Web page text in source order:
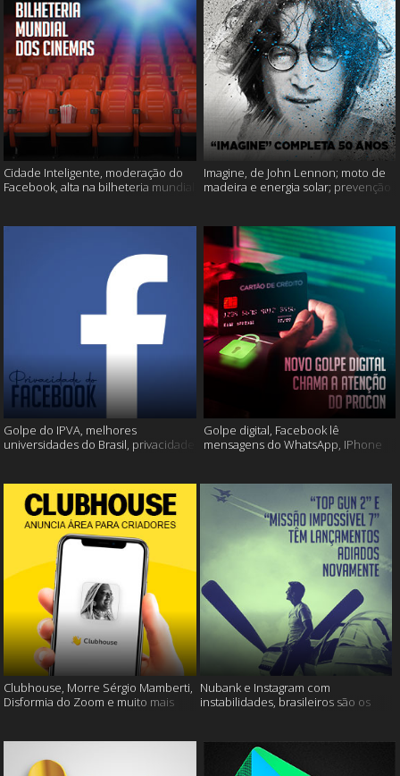
Cidade Inteligente, moderação do
Facebook, alta na bilheteria mundial
Imagine, de John Lennon; moto de
madeira e energia solar; prevenção
Golpe do IPVA, melhores
universidades do Brasil, privacidade
Golpe digital, Facebook lê
mensagens do WhatsApp, IPhone
Clubhouse, Morre Sérgio Mamberti,
Disformia do Zoom e muito mais
Nubank e Instagram com
instabilidades, brasileiros são os